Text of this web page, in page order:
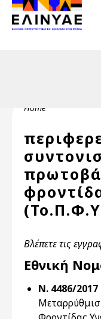
Skip to main content
Header Top 2
Header Top
Breadcrumb
Home
Βλέπετε τις
Εθνική
Ν. 4486/